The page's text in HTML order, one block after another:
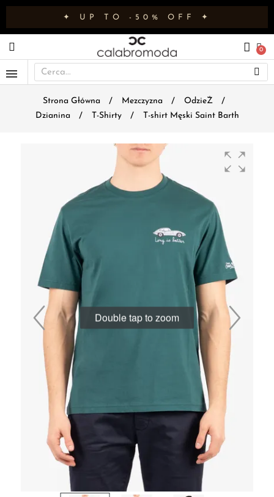
✦ UP TO -50% OFF ✦
Strona Główna Mezczyzna
OdzieŻ
Dzianina
T-Shirty T-shirt Męski Saint Barth
Double tap to zoom